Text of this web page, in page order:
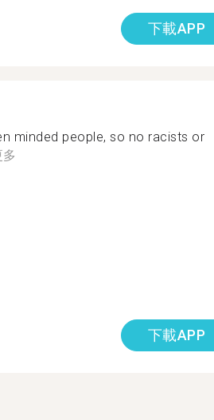
下載APP
minded people, so no racists or
下載APP